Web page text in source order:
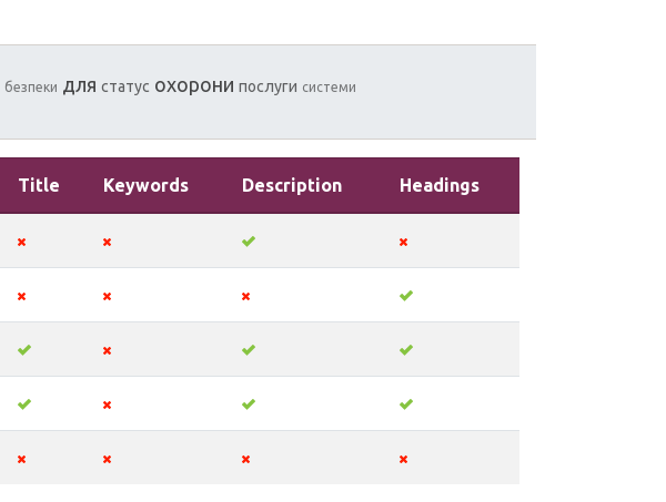
безпеки для статус охорони послуги системи
Title Keywords Description Headings